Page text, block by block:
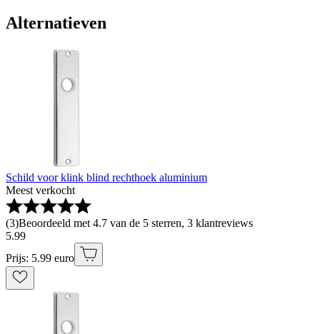
Alternatieven
Schild voor klink blind rechthoek aluminium
Meest verkocht
(3)Beoordeeld met 4.7 van de 5 sterren, 3 klantreviews
5.99
Prijs: 5.99 euro